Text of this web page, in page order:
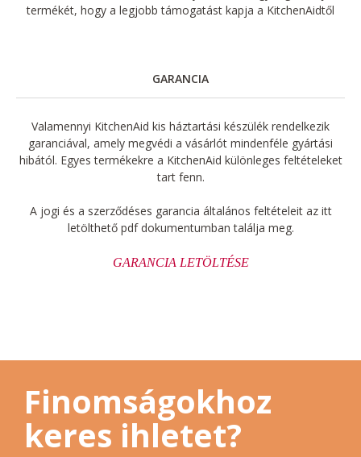
termékét, hogy a legjobb támogatást kapja a KitchenAidtől
GARANCIA
Valamennyi KitchenAid kis háztartási készülék rendelkezik
garanciával, amely megvédi a vásárlót mindenféle gyártási
hibától. Egyes termékekre a KitchenAid különleges feltételeket
tart fenn.
A jogi és a szerződéses garancia általános feltételeit az itt
letölthető pdf dokumentumban találja meg.
GARANCIA LETÖLTÉSE
Finomságokhoz
keres ihletet?